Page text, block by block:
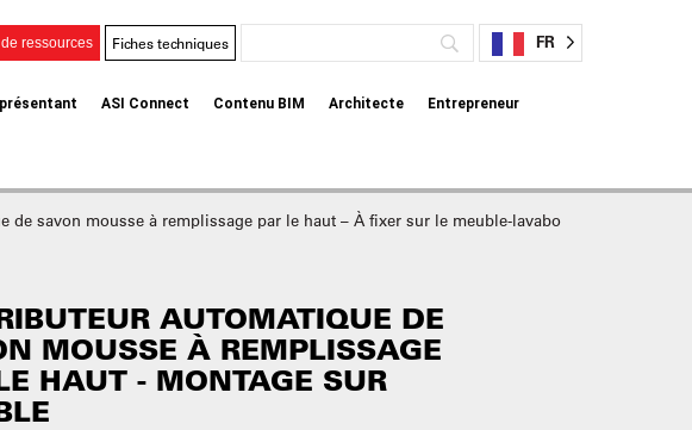
ressources Fiches techniques FR
ASI Connect Contenu BIM Architecte Entrepreneur
de savon mousse à remplissage par le haut – À fixer sur le meuble-lavabo
AUTOMATIQUE DE
MOUSSE À REMPLISSAGE
HAUT - MONTAGE SUR